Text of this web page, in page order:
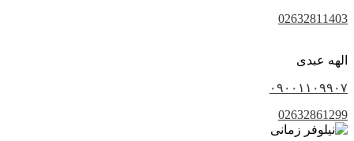
02632811403
الهه عبدی
۰۹۰۰۱۱۰۹۹۰۷
02632861299